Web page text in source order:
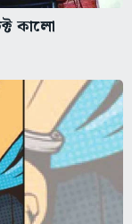
কালো